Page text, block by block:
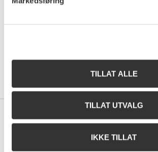
TILLAT ALLE
TILLAT UTVALG
IKKE TILLAT
Kontakt oss